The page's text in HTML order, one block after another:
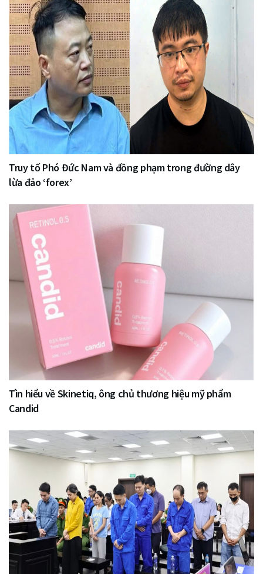
Truy tố Phó Đức Nam và đồng phạm trong đường dây
lừa đảo ‘forex’
Tìn hiểu về Skinetiq, ông chủ thương hiệu mỹ phẩm
Candid